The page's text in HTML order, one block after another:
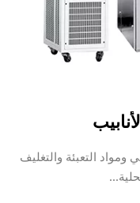
التعبئة والتغليف